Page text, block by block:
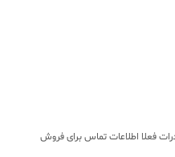
فعلا اطلاعات تماس برای فروش